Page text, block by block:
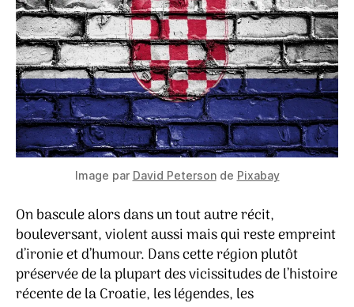
Image par David Petersonde Pixabay
On bascule alors dans un tout autre récit,
bouleversant, violent aussi mais qui reste empreint
d’ironie et d’humour. Dans cette région plutôt
préservée de la plupart des vicissitudes de l’histoire
récente de la Croatie, les légendes, les